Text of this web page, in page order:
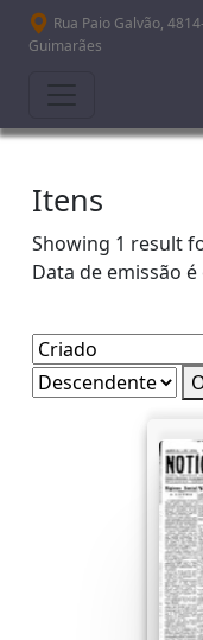
Passar para o
Rua Paio Galvão,
Guimarães
Itens
Showing 1 result
Data de emissão